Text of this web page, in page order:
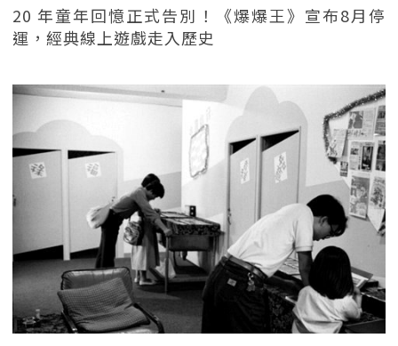
20 年童年回憶正式告別！《爆爆王》宣布8月停
運，經典線上遊戲走入歷史